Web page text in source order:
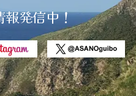
報発信中！